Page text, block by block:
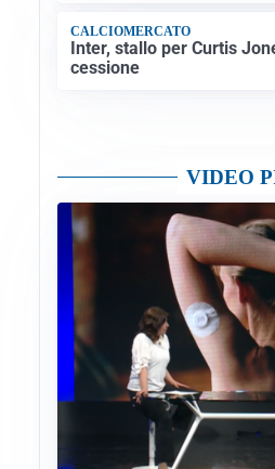
CALCIOMERCATO
Inter, stallo per Curtis
cessione
VIDEO